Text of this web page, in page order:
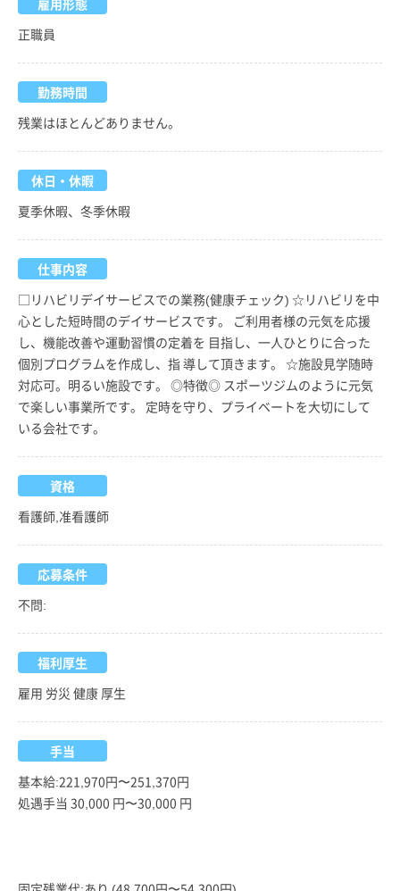
正職員
勤務時間
残業はほとんどありません。
休日・休暇
夏季休暇、冬季休暇
仕事内容
□リハビリデイサービスでの業務(健康チェック) ☆リハビリを中
心とした短時間のデイサービスです。 ご利用者様の元気を応援
し、機能改善や運動習慣の定着を 目指し、一人ひとりに合った
個別プログラムを作成し、指 導して頂きます。 ☆施設見学随時
対応可。明るい施設です。 ◎特徴◎ スポーツジムのように元気
で楽しい事業所です。 定時を守り、プライベートを大切にして
いる会社です。
資格
看護師,准看護師
応募条件
不問:
福利厚生
雇用 労災 健康 厚生
手当
基本給:221,970円〜251,370円
処遇手当 30,000 円〜30,000 円